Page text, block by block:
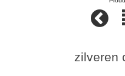
zilveren